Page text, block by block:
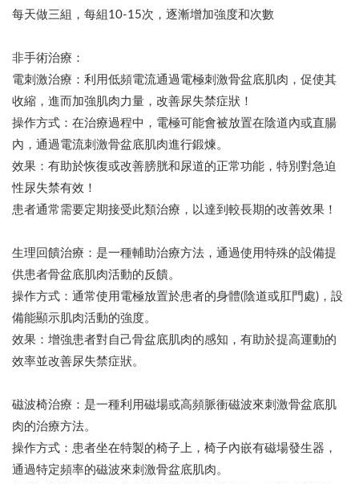
每天做三組，每組10-15次，逐漸增加強度和次數
非手術治療：
電刺激治療：利用低頻電流通過電極刺激骨盆底肌肉，促使其
收縮，進而加強肌肉力量，改善尿失禁症狀！
操作方式：在治療過程中，電極可能會被放置在陰道內或直腸
內，通過電流刺激骨盆底肌肉進行鍛煉。
效果：有助於恢復或改善膀胱和尿道的正常功能，特別對急迫
性尿失禁有效！
患者通常需要定期接受此類治療，以達到較長期的改善效果！
生理回饋治療：是一種輔助治療方法，通過使用特殊的設備提
供患者骨盆底肌肉活動的反饋。
操作方式：通常使用電極放置於患者的身體(陰道或肛門處)，設
備能顯示肌肉活動的強度。
效果：增強患者對自己骨盆底肌肉的感知，有助於提高運動的
效率並改善尿失禁症狀。
磁波椅治療：是一種利用磁場或高頻脈衝磁波來刺激骨盆底肌
肉的治療方法。
操作方式：患者坐在特製的椅子上，椅子內嵌有磁場發生器，
通過特定頻率的磁波來刺激骨盆底肌肉。